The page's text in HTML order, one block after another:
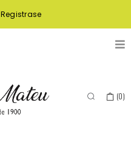
Registrase
(0)